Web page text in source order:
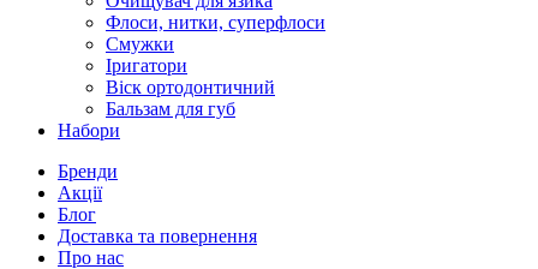
Флоси, нитки, суперфлоси
Смужки
Іригатори
Віск ортодонтичний
Бальзам для губ
Набори
Бренди
Акції
Блог
Доставка та повернення
Про нас